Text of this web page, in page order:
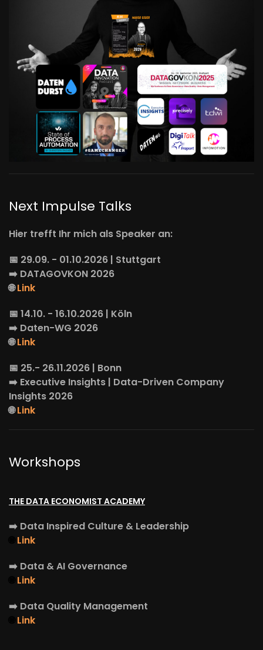
Next Impulse Talks
Hier trefft Ihr mich als Speaker an:
📅 29.09. - 01.10.2026 | Stuttgart
➡️ DATAGOVKON 2026
🌐Link
📅 14.10. - 16.10.2026 | Köln
➡️ Daten-WG 2026
🌐Link
📅 25.- 26.11.2026 | Bonn
➡️ Executive Insights | Data-Driven Company
Insights 2026
🌐Link
Workshops
THE DATA ECONOMIST ACADEMY
➡️ Data Inspired Culture & Leadership
Link
➡️ Data & AI Governance
Link
➡️ Data Quality Management
Link